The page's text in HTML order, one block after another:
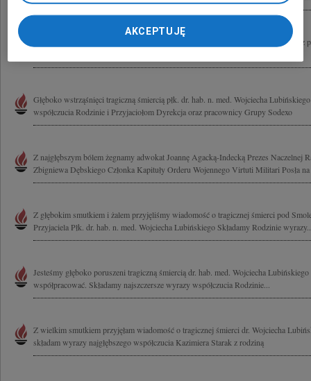
Poruszeni do głębi składamy najszczersze wyrazy współczucia Beacie Lubińskiej
Głęboko wstrząśnięci tragiczną śmiercią płk. dr. hab. n. med. Wojciecha
współczucia Rodzinie i Przyjaciołom Dyrekcja oraz pracownicy Grupy Sodexo
Z najgłębszym bólem żegnamy adwokat Joannę Agacką-Indecką Prezes Naczelnej
Zbigniewa Dębskiego Członka Kapituły Orderu Wojennego Virtuti Militari Posła
Z głębokim smutkiem i żalem przyjęliśmy wiadomość o tragicznej śmierci pod
Przyjaciela Płk. dr. hab. n. med. Wojciecha Lubińskiego Składamy Rodzinie
Jesteśmy głęboko poruszeni tragiczną śmiercią dr. hab. med. Wojciecha
współpracować. Składamy najszczersze wyrazy współczucia Rodzinie...
Z wielkim smutkiem przyjęłam wiadomość o tragicznej śmierci dr. Wojciecha
składam wyrazy najgłębszego współczucia Kazimiera Starak z rodziną
AKCEPTUJĘ